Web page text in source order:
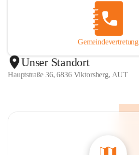
Gemeindevertretung
Unser Standort
Hauptstraße 36, 6836 Viktorsberg, AUT